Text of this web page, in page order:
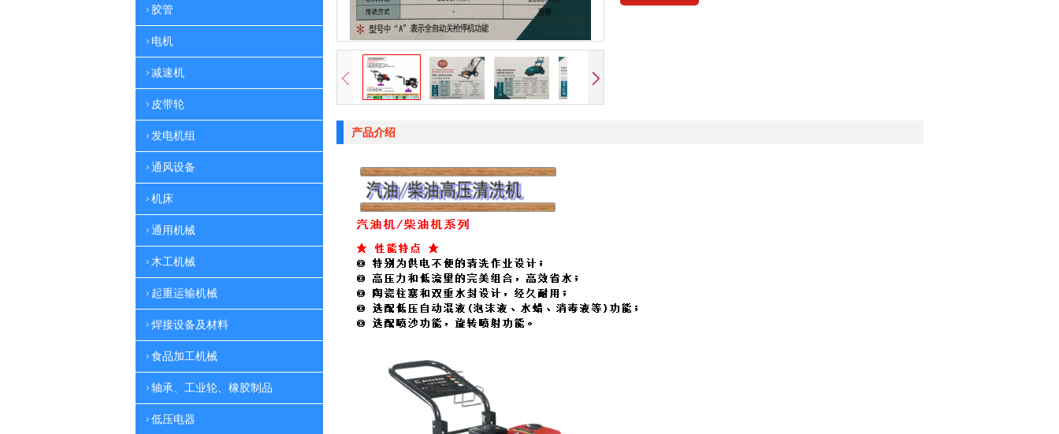
胶管
电机
减速机
皮带轮
发电机组
通风设备
机床
通用机械
木工机械
起重运输机械
焊接设备及材料
食品加工机械
轴承、工业轮、橡胶制品
低压电器
产品介绍